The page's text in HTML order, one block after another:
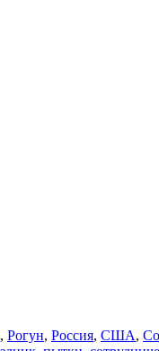
, Рогун, Россия, США,